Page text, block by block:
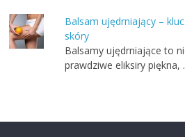
Balsam ujędrniający –
skóry
Balsamy ujędrniające to
prawdziwe eliksiry piękna,